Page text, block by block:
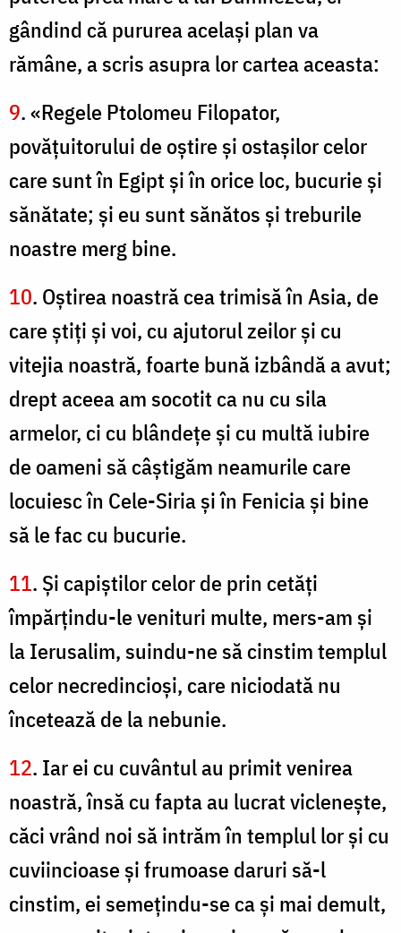
gândind că pururea acelaşi plan va
rămâne, a scris asupra lor cartea aceasta:
9. «Regele Ptolomeu Filopator,
povăţuitorului de oştire şi ostaşilor celor
care sunt în Egipt şi în orice loc, bucurie şi
sănătate; şi eu sunt sănătos şi treburile
noastre merg bine.
10. Oştirea noastră cea trimisă în Asia, de
care ştiţi şi voi, cu ajutorul zeilor şi cu
vitejia noastră, foarte bună izbândă a avut;
drept aceea am socotit ca nu cu sila
armelor, ci cu blândeţe şi cu multă iubire
de oameni să câştigăm neamurile care
locuiesc în Cele-Siria şi în Fenicia şi bine
să le fac cu bucurie.
11. Şi capiştilor celor de prin cetăţi
împărţindu-le venituri multe, mers-am şi
la Ierusalim, suindu-ne să cinstim templul
celor necredincioşi, care niciodată nu
încetează de la nebunie.
12. Iar ei cu cuvântul au primit venirea
noastră, însă cu fapta au lucrat vicleneşte,
căci vrând noi să intrăm în templul lor şi cu
cuviincioase şi frumoase daruri să-l
cinstim, ei semeţindu-se ca şi mai demult,